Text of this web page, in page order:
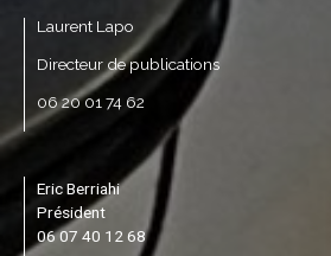
Laurent Lapo
Directeur de publications
06 20 01 74 62
Eric Berriahi
Président
06 07 40 12 68